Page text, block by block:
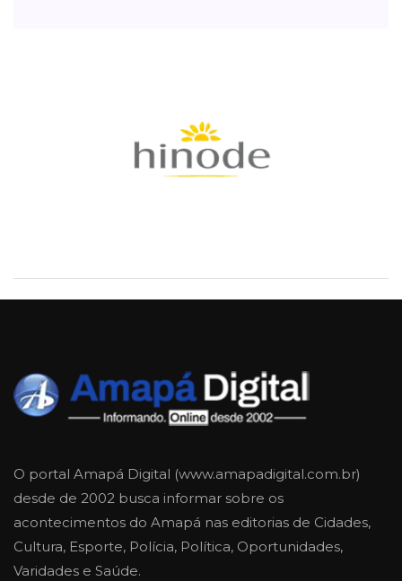
O portal Amapá Digital (www.amapadigital.com.br)
desde de 2002 busca informar sobre os
acontecimentos do Amapá nas editorias de Cidades,
Cultura, Esporte, Polícia, Política, Oportunidades,
Varidades e Saúde.